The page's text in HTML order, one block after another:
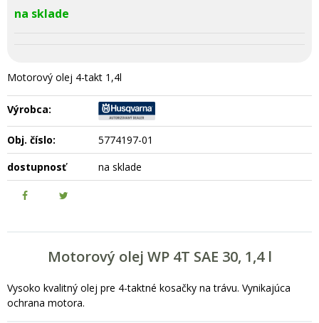
na sklade
Motorový olej 4-takt 1,4l
Výrobca:
Obj. číslo:
5774197-01
dostupnosť
na sklade
Motorový olej WP 4T SAE 30, 1,4 l
Vysoko kvalitný olej pre 4-taktné kosačky na trávu. Vynikajúca
ochrana motora.